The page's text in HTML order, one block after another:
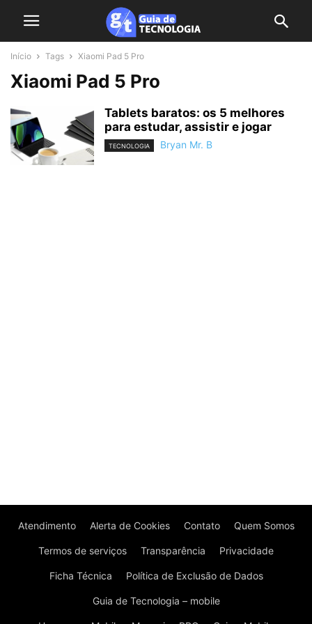
Início Tags Xiaomi Pad 5 Pro
Xiaomi Pad 5 Pro
Tablets baratos: os 5 melhores
para estudar, assistir e jogar
TECNOLOGIA Bryan Mr. B
Atendimento Alerta de Cookies Contato Quem Somos
Termos de serviços Transparência Privacidade
Ficha Técnica Política de Exclusão de Dados
Guia de Tecnologia – mobile